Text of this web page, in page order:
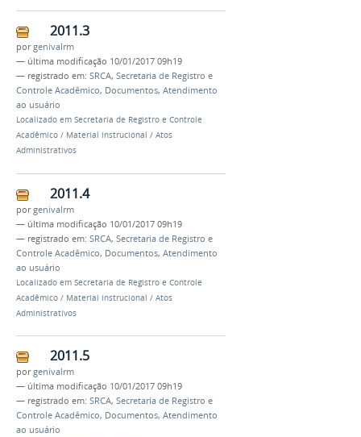
2011.3
porgenivalrm
— última modificação 10/01/2017 09h19
— registrado em: SRCA, Secretaria de Registro e
Controle Acadêmico, Documentos, Atendimento
ao usuário
Localizado em Secretaria de Registro e Controle
Acadêmico / Material instrucional / Atos
Administrativos
2011.4
porgenivalrm
— última modificação 10/01/2017 09h19
— registrado em: SRCA, Secretaria de Registro e
Controle Acadêmico, Documentos, Atendimento
ao usuário
Localizado em Secretaria de Registro e Controle
Acadêmico / Material instrucional / Atos
Administrativos
2011.5
porgenivalrm
— última modificação 10/01/2017 09h19
— registrado em: SRCA, Secretaria de Registro e
Controle Acadêmico, Documentos, Atendimento
ao usuário